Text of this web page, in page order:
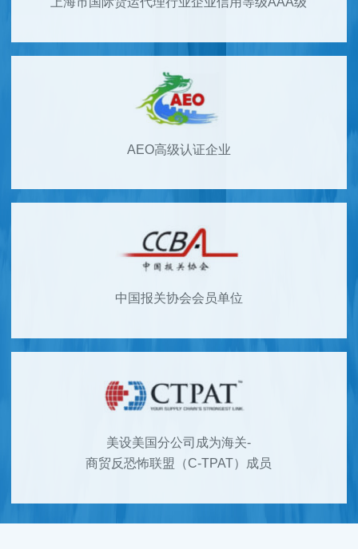
AEO高级认证企业
中国报关协会会员单位
美设美国分公司成为海关-
商贸反恐怖联盟（C-TPAT）成员